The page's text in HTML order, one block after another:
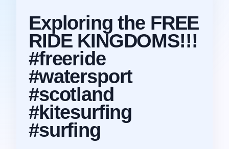
Exploring the FREE
RIDE KINGDOMS!!!
#freeride
#watersport
#scotland
#kitesurfing
#surfing